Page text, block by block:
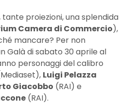
tante proiezioni, una splendida
Camera di Commercio),
mancare? Per non
Galà di sabato 30 aprile al
personaggi del calibro
Luigi Pelazza
Giacobbo (RAI) e
(RAI).